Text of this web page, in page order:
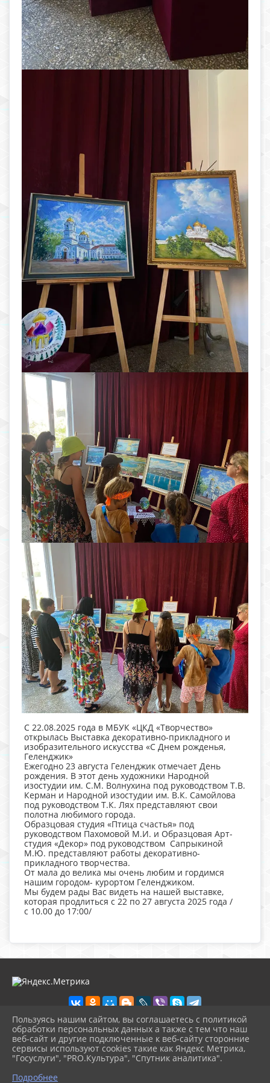
С 22.08.2025 года в МБУК «ЦКД «Творчество»
открылась Выставка декоративно-прикладного и
изобразительного искусства «С Днем рожденья,
Геленджик»
Ежегодно 23 августа Геленджик отмечает День
рождения. В этот день художники Народной
изостудии им. С.М. Волнухина под руководством Т.В.
Керман и Народной изостудии им. В.К. Самойлова
под руководством Т.К. Лях представляют свои
полотна любимого города.
Образцовая студия «Птица счастья» под
руководством Пахомовой М.И. и Образцовая Арт-
студия «Декор» под руководством Сапрыкиной
М.Ю. представляют работы декоративно-
прикладного творчества.
От мала до велика мы очень любим и гордимся
нашим городом- курортом Геленджиком.
Мы будем рады Вас видеть на нашей выставке,
которая продлиться с 22 по 27 августа 2025 года /
с 10.00 до 17:00/
2026 г. tvor.gelendzhik-kult.ru
Вход
Карта сайта
Политика обработки персональных данных
Пользуясь нашим сайтом, вы соглашаетесь с политикой
обработки персональных данных а также с тем что наш
веб-сайт и другие подключенные к веб-сайту сторонние
сервисы используют cookies такие как Яндекс Метрика,
"Госуслуги", "PRO.Культура", "Спутник аналитика".
Подробнее